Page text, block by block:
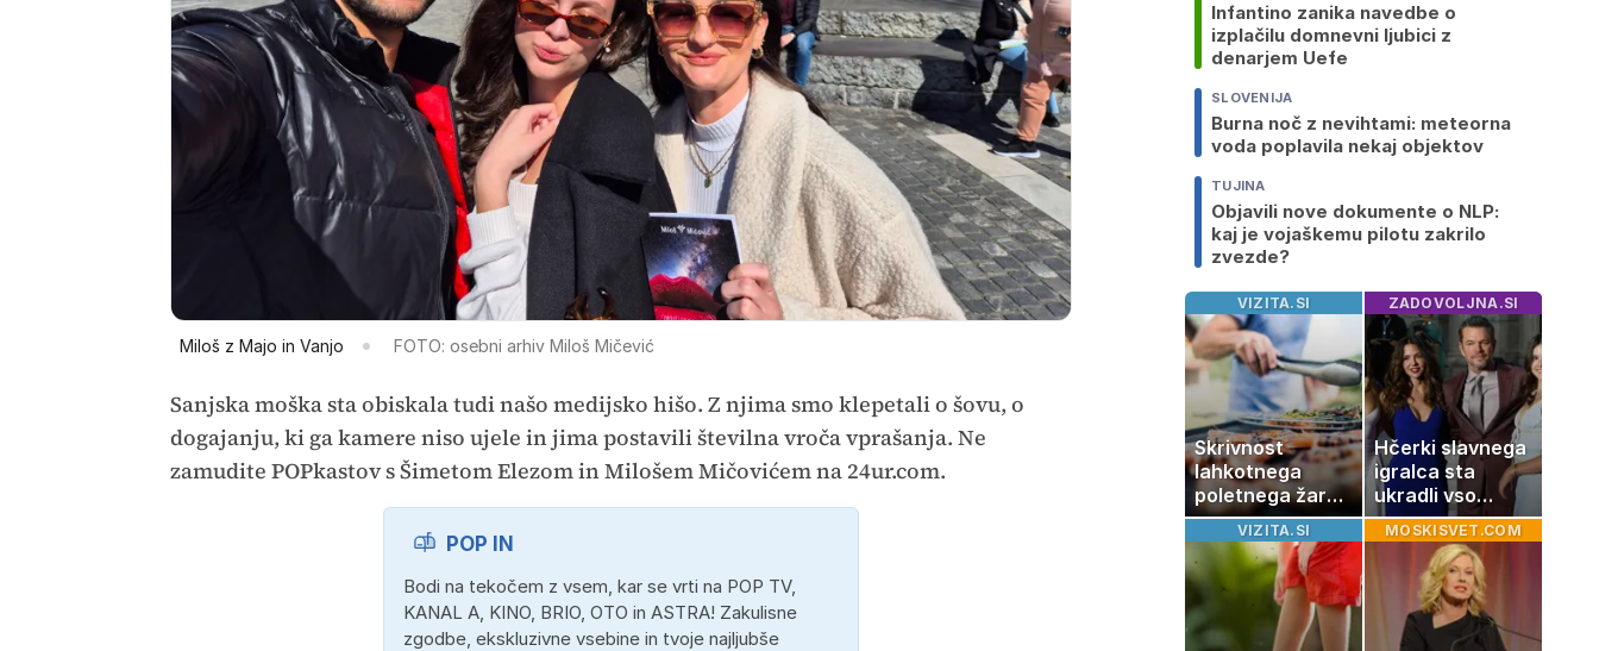
Miloš z Majo in Vanjo FOTO: osebni arhiv Miloš Mičević
Sanjska moška sta obiskala tudi našo medijsko hišo. Z njima smo klepetali o šovu, o
dogajanju, ki ga kamere niso ujele in jima postavili številna vroča vprašanja. Ne
zamudite POPkastov s Šimetom Elezom in Milošem Mičovićem na 24ur.com.
POP IN
Bodi na tekočem z vsem, kar se vrti na POP TV,
KANAL A, KINO, BRIO, OTO in ASTRA! Zakulisne
zgodbe, ekskluzivne vsebine in tvoje najljubše
Infantino zanika navedbe o
izplačilu domnevni ljubici z
denarjem Uefe
SLOVENIJA
Burna noč z nevihtami: meteorna
voda poplavila nekaj objektov
TUJINA
Objavili nove dokumente o NLP:
kaj je vojaškemu pilotu zakrilo
zvezde?
VIZITA.SI
Skrivnost
lahkotnega
poletnega žara,
po katerem ne
boste
potrebovali
popoldanskega
spanca
ZADOVOLJNA.SI
Hčerki slavnega
igralca sta
ukradli vso
pozornost
VIZITA.SI MOSKISVET.COM